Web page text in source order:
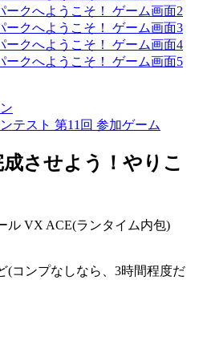
テスト 第11回 参加ゲーム
させよう！やりこ
VX ACE(ランタイム内包)
(コンプなしなら、3時間程度だ